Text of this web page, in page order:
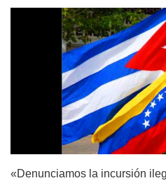
«Denunciamos la incursión